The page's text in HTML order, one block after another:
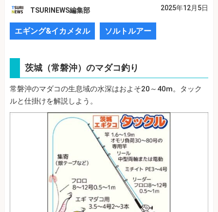
TSURINEWS編集部 2025年12月5日
エギング&イカメタル ソルトルアー
茨城（常磐沖）のマダコ釣り
常磐沖のマダコの生息域の水深はおよそ20～40m。タック
ルと仕掛けを解説しよう。